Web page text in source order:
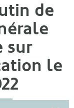
de
sur
le